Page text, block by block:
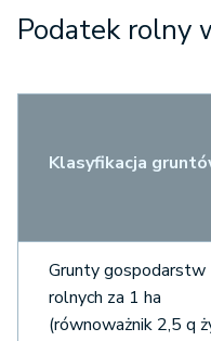
Podatek rolny
Klasyfikacja
Grunty gospodarstw
rolnych za 1 ha
(równoważnik 2,5 q